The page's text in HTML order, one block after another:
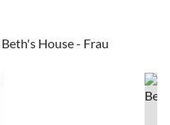
House - Frau